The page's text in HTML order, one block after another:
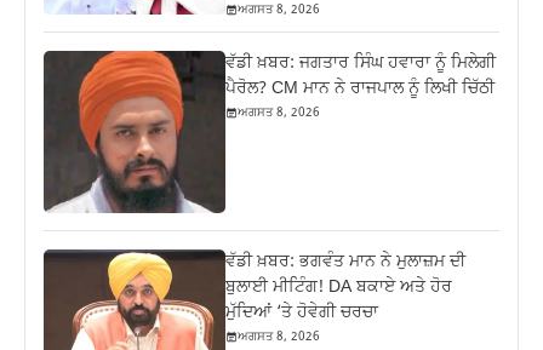
ਅਗਸਤ 8, 2026
ਵੱਡੀ ਖ਼ਬਰ: ਜਗਤਾਰ ਸਿੰਘ ਹਵਾਰਾ ਨੂੰ ਮਿਲੇਗੀ
ਪੈਰੋਲ? CM ਮਾਨ ਨੇ ਰਾਜਪਾਲ ਨੂੰ ਲਿਖੀ ਚਿੱਠੀ
ਅਗਸਤ 8, 2026
ਵੱਡੀ ਖ਼ਬਰ: ਭਗਵੰਤ ਮਾਨ ਨੇ ਮੁਲਾਜ਼ਮ ਦੀ
ਬੁਲਾਈ ਮੀਟਿੰਗ! DA ਬਕਾਏ ਅਤੇ ਹੋਰ
ਮੁੱਦਿਆਂ ‘ਤੇ ਹੋਵੇਗੀ ਚਰਚਾ
ਅਗਸਤ 8, 2026